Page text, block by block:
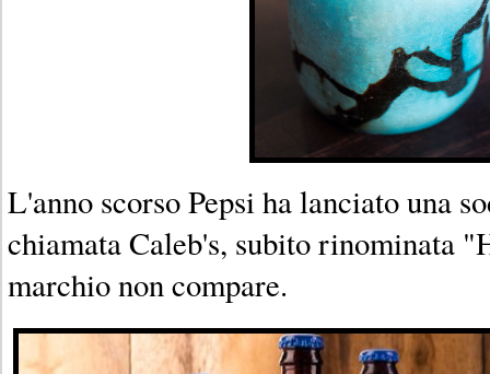
L'anno scorso Pepsi ha lanciato una
chiamata Caleb's, subito rinominata
marchio non compare.